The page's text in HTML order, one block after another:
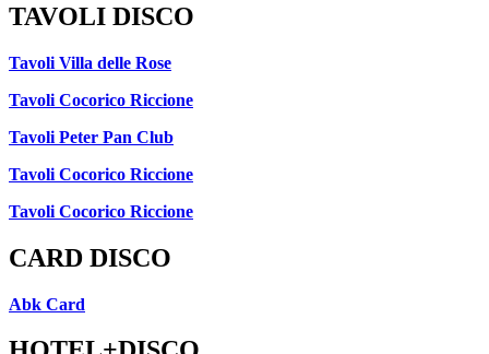
TAVOLI DISCO
Tavoli Villa delle Rose
Tavoli Cocorico Riccione
Tavoli Peter Pan Club
Tavoli Cocorico Riccione
Tavoli Cocorico Riccione
CARD DISCO
Abk Card